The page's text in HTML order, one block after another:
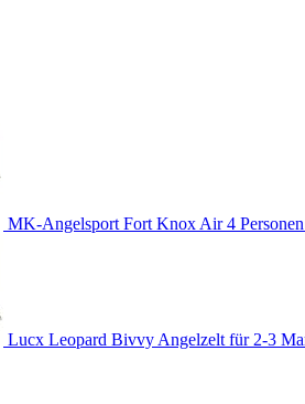
MK-Angelsport Fort Knox Air 4
Lucx Leopard Bivvy Angelzelt für 2-3